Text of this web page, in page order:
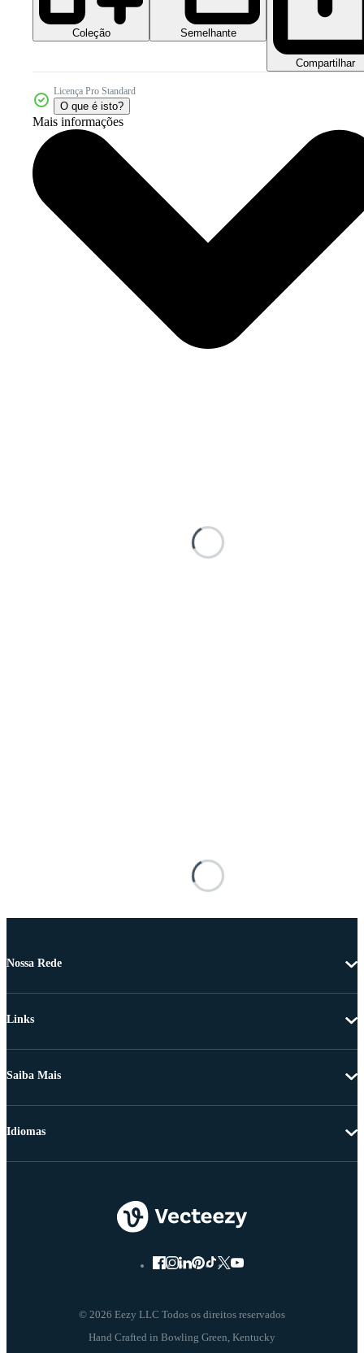
Coleção Semelhante
Compartilhar
Licença Pro Standard
O que é isto?
Mais informações
Nossa Rede
Links
Saiba Mais
© 2026 Eezy LLC Todos os direitos reservados
Idiomas